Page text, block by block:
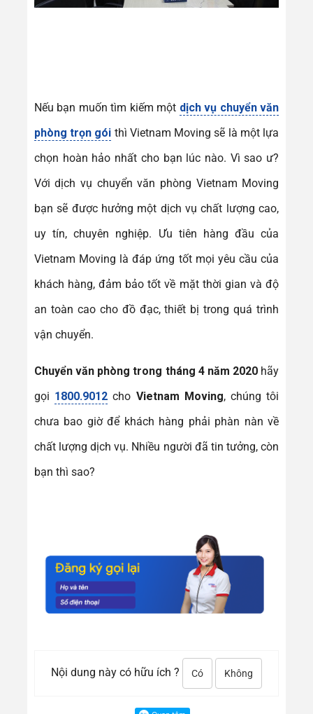
Nếu bạn muốn tìm kiếm một dịch vụ chuyển văn
phòng trọn gói thì Vietnam Moving sẽ là một lựa
chọn hoàn hảo nhất cho bạn lúc nào. Vì sao ư?
Với dịch vụ chuyển văn phòng Vietnam Moving
bạn sẽ được hưởng một dịch vụ chất lượng cao,
uy tín, chuyên nghiệp. Ưu tiên hàng đầu của
Vietnam Moving là đáp ứng tốt mọi yêu cầu của
khách hàng, đảm bảo tốt về mặt thời gian và độ
an toàn cao cho đồ đạc, thiết bị trong quá trình
vận chuyển.
Chuyển văn phòng trong tháng 4 năm 2020 hãy
gọi 1800.9012 cho Vietnam Moving, chúng tôi
chưa bao giờ để khách hàng phải phàn nàn về
chất lượng dịch vụ. Nhiều người đã tin tưởng, còn
bạn thì sao?
Nội dung này có hữu ích ? Có Không